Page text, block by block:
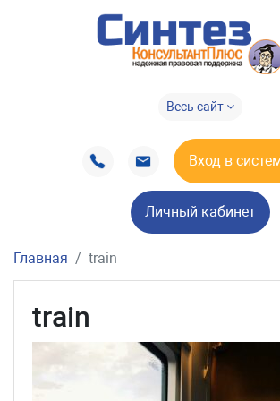
Весь сайт
Вход в
Личный кабинет
Главная train
train